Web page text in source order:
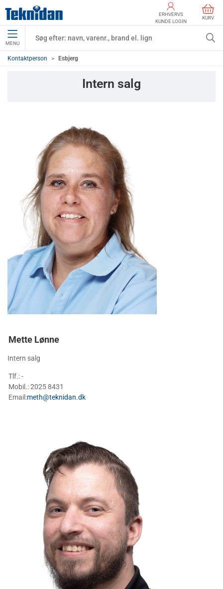
ERHVERVS
KUNDE LOGIN
KURV
MENU
Kontaktperson Esbjerg
Intern salg
Mette Lønne
Intern salg
Tlf.: -
Mobil.: 2025 8431
Email:meth@teknidan.dk